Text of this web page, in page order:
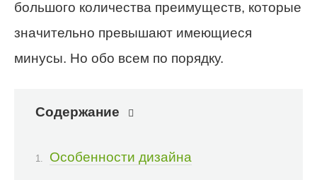
большого количества преимуществ, которые
значительно превышают имеющиеся
минусы. Но обо всем по порядку.
Содержание
Особенности дизайна